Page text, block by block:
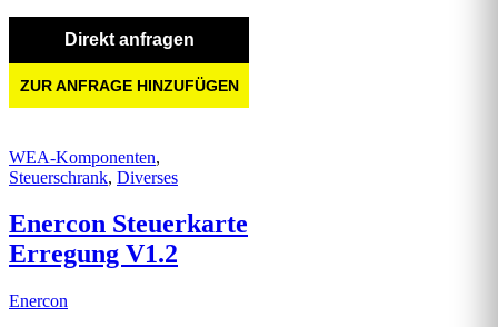
Direkt anfragen
ZUR ANFRAGE HINZUFÜGEN
WEA-Komponenten,
Steuerschrank, Diverses
Enercon Steuerkarte
Erregung V1.2
Enercon